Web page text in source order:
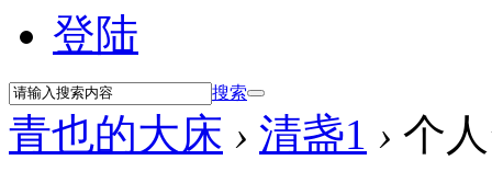
登陆
搜索
青也的大床 › 清盏1 › 个